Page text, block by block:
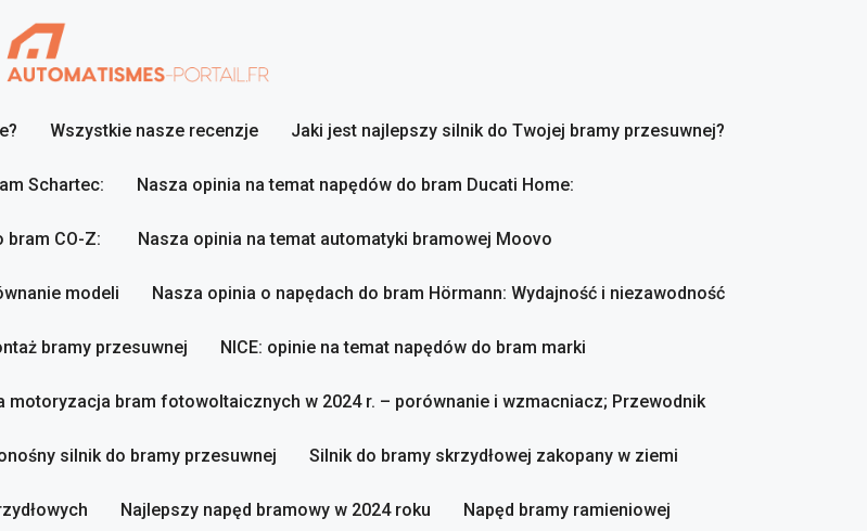
Wszystkie nasze recenzje Jaki jest najlepszy silnik do Twojej bramy przesuwnej?
Schartec: Nasza opinia na temat napędów do bram Ducati Home:
bram CO-Z: Nasza opinia na temat automatyki bramowej Moovo
modeli Nasza opinia o napędach do bram Hörmann: Wydajność i niezawodność
bramy przesuwnej NICE: opinie na temat napędów do bram marki
motoryzacja bram fotowoltaicznych w 2024 r. – porównanie i wzmacniacz; Przewodnik
silnik do bramy przesuwnej Silnik do bramy skrzydłowej zakopany w ziemi
Najlepszy napęd bramowy w 2024 roku Napęd bramy ramieniowej